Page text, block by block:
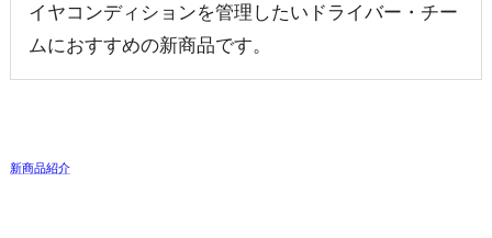
イヤコンディションを管理したいドライバー・チー
ムにおすすめの新商品です。
新商品紹介